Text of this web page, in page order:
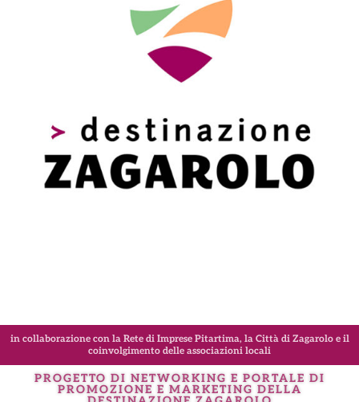
in collaborazione con la Rete di Imprese Pitartima, la Città di Zagarolo e il
coinvolgimento delle associazioni locali
PROGETTO DI NETWORKING E PORTALE DI
PROMOZIONE E MARKETING DELLA